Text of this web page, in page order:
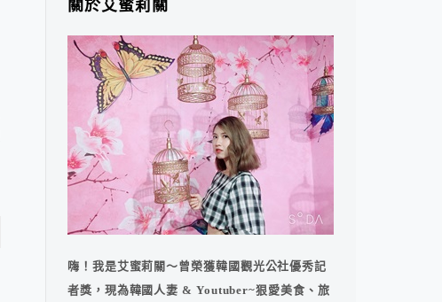
關於艾蜜莉關
嗨！我是艾蜜莉關～曾榮獲韓國觀光公社優秀記
者獎，現為韓國人妻 & Youtuber~狠愛美食、旅